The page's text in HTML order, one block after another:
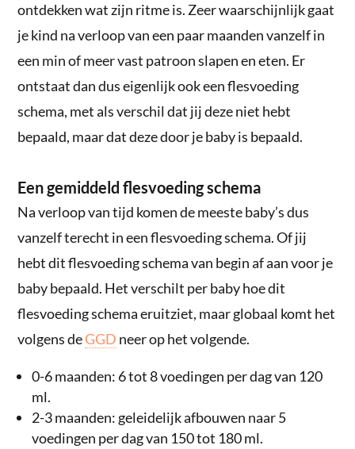
ontdekken wat zijn ritme is. Zeer waarschijnlijk gaat
je kind na verloop van een paar maanden vanzelf in
een min of meer vast patroon slapen en eten. Er
ontstaat dan dus eigenlijk ook een flesvoeding
schema, met als verschil dat jij deze niet hebt
bepaald, maar dat deze door je baby is bepaald.
Een gemiddeld flesvoeding schema
Na verloop van tijd komen de meeste baby’s dus
vanzelf terecht in een flesvoeding schema. Of jij
hebt dit flesvoeding schema van begin af aan voor je
baby bepaald. Het verschilt per baby hoe dit
flesvoeding schema eruitziet, maar globaal komt het
volgens deGGD neer op het volgende.
0-6 maanden: 6 tot 8 voedingen per dag van 120
ml.
2-3 maanden: geleidelijk afbouwen naar 5
voedingen per dag van 150 tot 180 ml.